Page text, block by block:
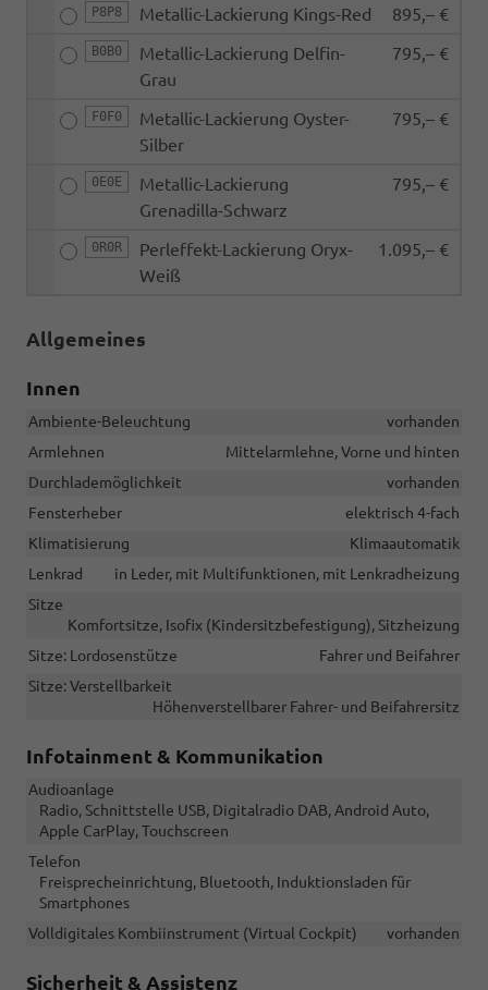
P8P8 Metallic-Lackierung Kings-Red 895,– €
B0B0
Metallic-Lackierung Delfin-
Grau
795,– €
F0F0
Metallic-Lackierung Oyster-
Silber
795,– €
0E0E
Metallic-Lackierung
Grenadilla-Schwarz
795,– €
0R0R
Perleffekt-Lackierung Oryx-
Weiß
1.095,– €
Allgemeines
Innen
Ambiente-Beleuchtung
vorhanden
Armlehnen
Mittelarmlehne, Vorne und hinten
Durchlademöglichkeit
vorhanden
Fensterheber
elektrisch 4-fach
Klimatisierung
Klimaautomatik
Lenkrad
in Leder, mit Multifunktionen, mit Lenkradheizung
Sitze
Komfortsitze, Isofix (Kindersitzbefestigung), Sitzheizung
Sitze: Lordosenstütze
Fahrer und Beifahrer
Sitze: Verstellbarkeit
Höhenverstellbarer Fahrer- und Beifahrersitz
Infotainment & Kommunikation
Audioanlage
Radio, Schnittstelle USB, Digitalradio DAB, Android Auto,
Apple CarPlay, Touchscreen
Telefon
Freisprecheinrichtung, Bluetooth, Induktionsladen für
Smartphones
Volldigitales Kombiinstrument (Virtual Cockpit)
vorhanden
Sicherheit & Assistenz